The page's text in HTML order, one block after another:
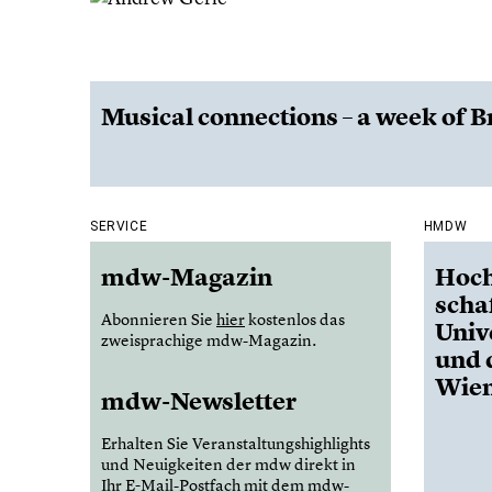
Musical connections – a week of
SERVICE
mdw-Magazin
Abonnieren Sie hierkostenlos das
zweisprachige mdw-Magazin.
mdw-Newsletter
Erhalten Sie Veranstaltungshighlights
und Neuigkeiten der mdw direkt in
Ihr E-Mail-Postfach mit dem mdw-
HMDW
und